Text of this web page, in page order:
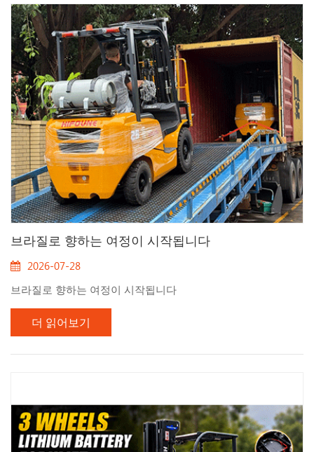
으며, 까다로운 작업 환경에서도 안정적인 성능을 발휘하도록
설계되었습니다. 고객의 피드백을 핵심에 두고 개발된 이 시리
즈는 다음과 같은 요소들의 더 나은 균형을 달성하기 위해 지속
적인 개선을 거쳤습니다: 출력 및 신뢰성 검증된 디젤 엔진 옵션
을 탑재한 FD 시리즈는 강력한 토크와 안정적인 성능을 제공하
여 중량물 적재, 하역 및 장시간 작업에 적...
브라질로 향하는 여정이 시작됩니다
2026-07-28
브라질로 향하는 여정이 시작됩니다
더 읽어보기